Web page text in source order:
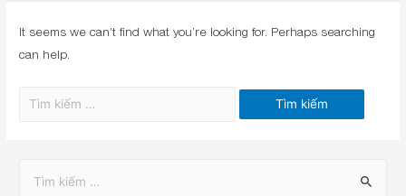
It seems we can’t find what you’re looking for. Perhaps searching
can help.